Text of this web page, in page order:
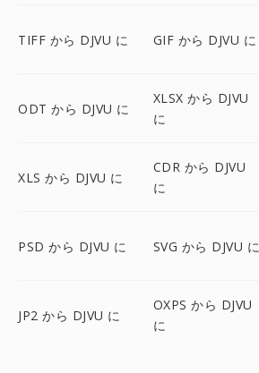
TIFF から DJVU に GIF から DJVU に
ODT から DJVU に
XLSX から DJVU
に
XLS から DJVU に
CDR から DJVU
に
PSD から DJVU に SVG から DJVU に
JP2 から DJVU に
OXPS から DJVU
に